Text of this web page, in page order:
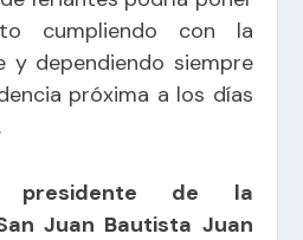
cumpliendo con la
y dependiendo siempre
próxima a los días
presidente de la
Juan Bautista Juan